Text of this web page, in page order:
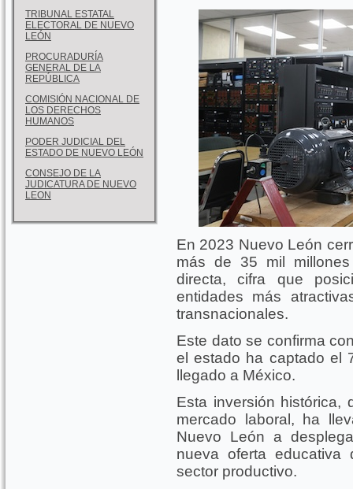
TRIBUNAL ESTATAL
ELECTORAL DE NUEVO
LEÓN
PROCURADURÍA
GENERAL DE LA
REPÚBLICA
COMISIÓN NACIONAL DE
LOS DERECHOS
HUMANOS
PODER JUDICIAL DEL
ESTADO DE NUEVO LEÓN
CONSEJO DE LA
JUDICATURA DE NUEVO
LEON
En 2023 Nuevo León
más de 35 mil
directa, cifra que
entidades más
transnacionales.
Este dato se confirma
el estado ha captado el
llegado a México.
Esta inversión
mercado laboral, ha
Nuevo León a
nueva oferta
sector productivo.